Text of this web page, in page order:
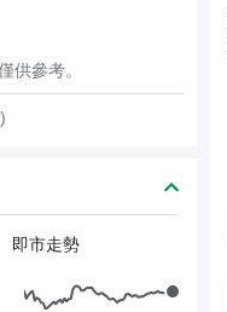
供參考。
即市走勢